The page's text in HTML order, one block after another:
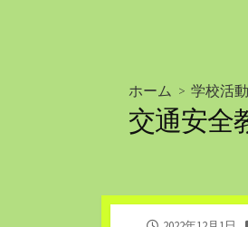
ホーム > 学校活
交通安全
公